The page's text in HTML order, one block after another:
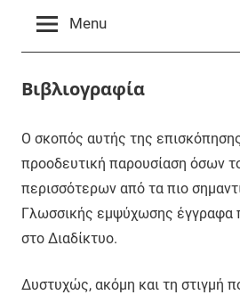
animation
animacją
Menu
Βιβλιογραφία
Ο σκοπός αυτής της επισκόπησης
προοδευτική παρουσίαση όσων
περισσότερων από τα πιο
Γλωσσικής εμψύχωσης έγγραφα
στο Διαδίκτυο.
Δυστυχώς, ακόμη και τη στιγμή